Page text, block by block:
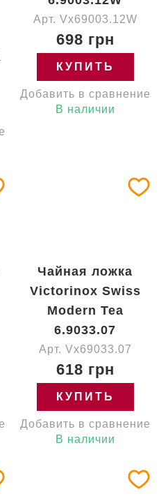
Арт. Vx69003.12W
698 грн
КУПИТЬ
Добавить в сравнение
В наличии
Чайная ложка
Victorinox Swiss
Modern Tea
6.9033.07
Арт. Vx69033.07
618 грн
КУПИТЬ
Добавить в сравнение
В наличии